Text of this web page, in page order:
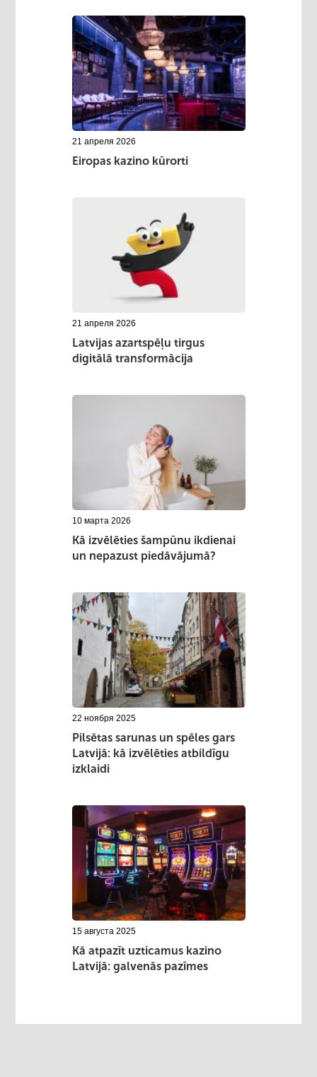
21 апреля 2026
Eiropas kazino kūrorti
21 апреля 2026
Latvijas azartspēļu tirgus
digitālā transformācija
10 марта 2026
Kā izvēlēties šampūnu ikdienai
un nepazust piedāvājumā?
22 ноября 2025
Pilsētas sarunas un spēles gars
Latvijā: kā izvēlēties atbildīgu
izklaidi
15 августа 2025
Kā atpazīt uzticamus kazino
Latvijā: galvenās pazīmes